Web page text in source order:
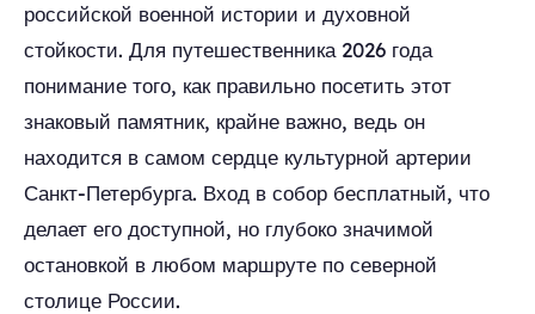
российской военной истории и духовной
стойкости. Для путешественника 2026 года
понимание того, как правильно посетить этот
знаковый памятник, крайне важно, ведь он
находится в самом сердце культурной артерии
Санкт-Петербурга. Вход в собор бесплатный, что
делает его доступной, но глубоко значимой
остановкой в любом маршруте по северной
столице России.